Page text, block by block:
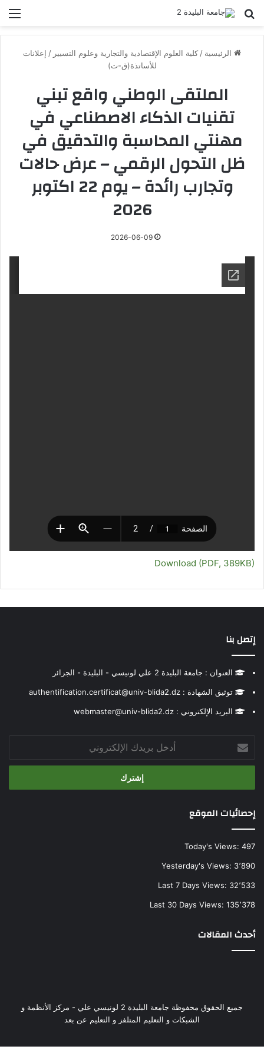
بحث عن
الرئيسية / كلية العلوم الإقتصادية والتجارية وعلوم التسيير / إعلانات
للأساتذة(ق-ت)
الملتقى الوطني واقع تبني
تقنيات الذكاء الاصطناعي في
مهنتي المحاسبة والتدقيق في
ظل التحول الرقمي – عرض حالات
وتجارب رائدة – يوم 22 اكتوبر
2026
2026-06-09
Download (PDF, 389KB)
إتصل بنا
العنوان : جامعة البليدة 2 علي لونيسي - البليدة - الجزائر
توثيق الشهادة : authentification.certificat@univ-blida2.dz
البريد الإلكتروني : webmaster@univ-blida2.dz
بريدك
الإلكتروني
إحصائيات الموقع
Today's Views: 497
Yesterday's Views: 3٬890
Last 7 Days Views: 32٬533
Last 30 Days Views: 135٬378
أحدث المقالات
جميع الحقوق محفوظة جامعة البليدة 2 لونيسي علي - مركز الأنظمة و
الشبكات و التعليم المتلفز و التعليم عن بعد